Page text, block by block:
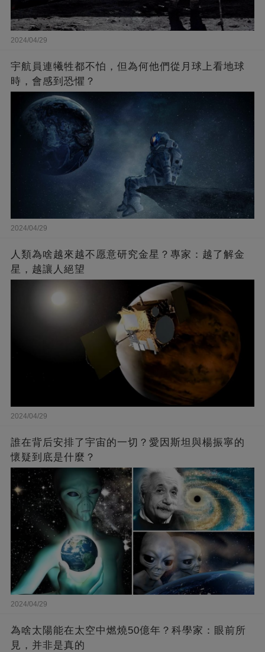
2024/04/29
宇航員連犧牲都不怕，但為何他們從月球上看地球
時，會感到恐懼？
2024/04/29
人類為啥越來越不愿意研究金星？專家：越了解金
星，越讓人絕望
2024/04/29
誰在背后安排了宇宙的一切？愛因斯坦與楊振寧的
懷疑到底是什麼？
2024/04/29
為啥太陽能在太空中燃燒50億年？科學家：眼前所
見，并非是真的